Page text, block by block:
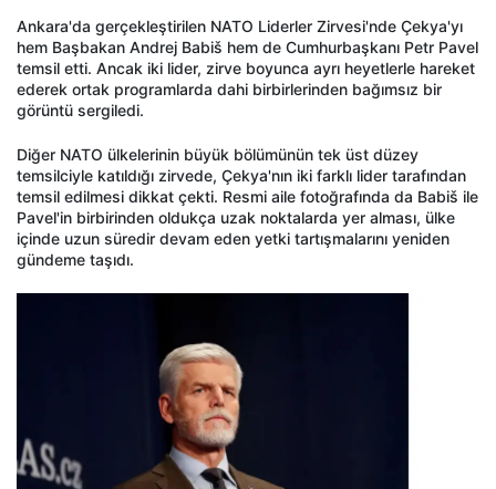
Ankara'da gerçekleştirilen NATO Liderler Zirvesi'nde Çekya'yı
hem Başbakan Andrej Babiš hem de Cumhurbaşkanı Petr Pavel
temsil etti. Ancak iki lider, zirve boyunca ayrı heyetlerle hareket
ederek ortak programlarda dahi birbirlerinden bağımsız bir
görüntü sergiledi.
Diğer NATO ülkelerinin büyük bölümünün tek üst düzey
temsilciyle katıldığı zirvede, Çekya'nın iki farklı lider tarafından
temsil edilmesi dikkat çekti. Resmi aile fotoğrafında da Babiš ile
Pavel'in birbirinden oldukça uzak noktalarda yer alması, ülke
içinde uzun süredir devam eden yetki tartışmalarını yeniden
gündeme taşıdı.